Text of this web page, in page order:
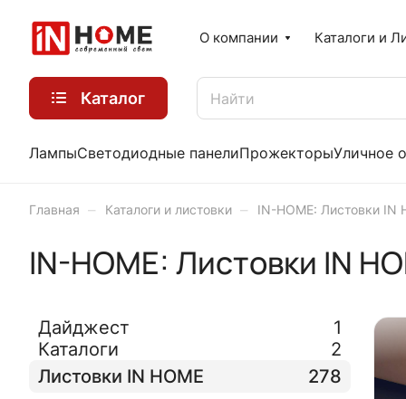
О компании Каталоги и
Каталог
ЛампыСветодиодные панелиПрожекторыУличное
Главная – Каталоги и листовки – IN-HOME: Листовки IN
IN-HOME: Листовки IN
Дайджест
1
Каталоги
2
Листовки IN HOME
278